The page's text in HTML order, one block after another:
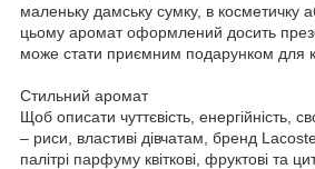
маленьку дамську сумку, в косметичку
цьому аромат оформлений досить
може стати приємним подарунком для
Стильний аромат
Щоб описати чуттєвість, енергійність,
– риси, властиві дівчатам, бренд
палітрі парфуму квіткові, фруктові та